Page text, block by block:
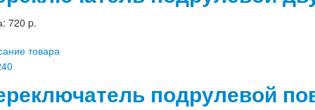
720 p.
товара
подрулевой